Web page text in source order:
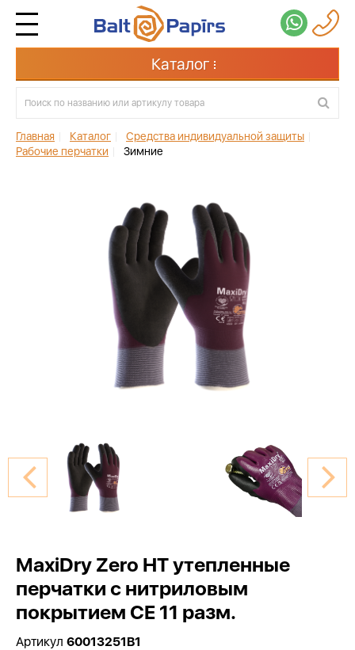
Каталог
Главная Каталог Средства индивидуальной защиты
Рабочие перчатки
Зимние
MaxiDry Zero HT утепленные
перчатки с нитриловым
покрытием CE 11 разм.
Артикул 60013251B1